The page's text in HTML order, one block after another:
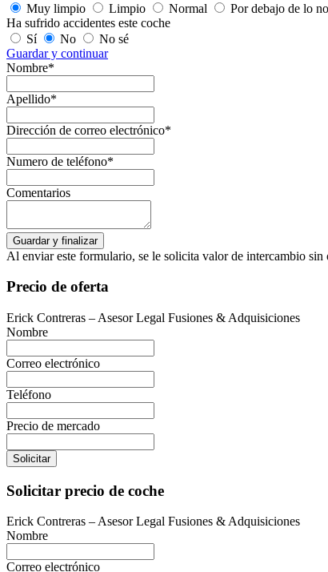
Muy limpio
Limpio Normal Por debajo de lo
Ha sufrido accidentes este coche
Sí
No
No sé
Guardar y continuar
Nombre*
Apellido*
Dirección de correo electrónico*
Numero de teléfono*
Comentarios
Al enviar este formulario, se le solicita valor de intercambio sin
Precio de oferta
Erick Contreras – Asesor Legal Fusiones & Adquisiciones
Nombre
Correo electrónico
Teléfono
Precio de mercado
Solicitar
Solicitar precio de coche
Erick Contreras – Asesor Legal Fusiones & Adquisiciones
Nombre
Correo electrónico